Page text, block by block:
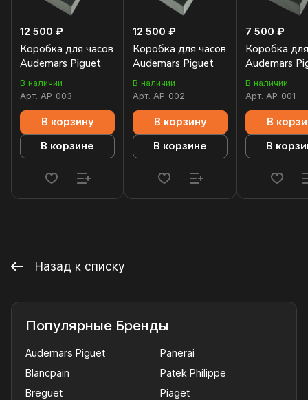
12 500 ₽
Коробка для часов
Audemars Piguet
В наличии
Арт. AP-003
В корзину
В корзине
12 500 ₽
Коробка для часов
Audemars Piguet
В наличии
Арт. AP-002
В корзину
В корзине
7 500 ₽
Коробка
Audemars
В наличии
Арт. AP-001
В
В
Назад к списку
Популярные Бренды
Audemars Piguet
Blancpain
Breguet
Panerai
Patek Philippe
Piaget